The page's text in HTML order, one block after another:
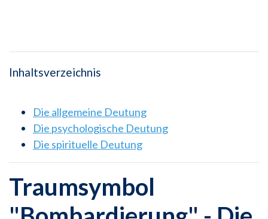
Inhaltsverzeichnis
Die allgemeine Deutung
Die psychologische Deutung
Die spirituelle Deutung
Traumsymbol